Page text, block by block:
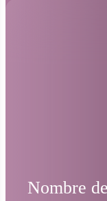
Nombre